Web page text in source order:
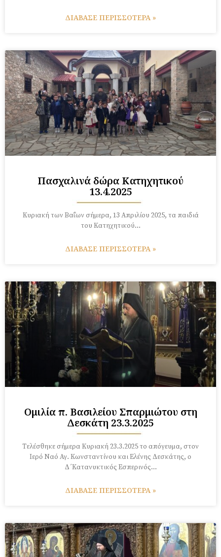
ΔΙΑΒΑΣΕ ΠΕΡΙΣΣΟΤΕΡΑ »
Πασχαλινά δώρα Κατηχητικού
13.4.2025
Κυριακή των Βαΐων σήμερα, 13 Απριλίου 2025, τα παιδιά
του Κατηχητικού…
ΔΙΑΒΑΣΕ ΠΕΡΙΣΣΟΤΕΡΑ »
Ομιλία π. Βασιλείου Σπαρμιώτου στη
Δεσκάτη 23.3.2025
Τελέσθηκε σήμερα Κυριακή 23.3.2025 το απόγευμα, στον
Ιερό Ναό Αγ. Κωνσταντίνου και Ελένης Δεσκάτης, ο
Δ΄Κατανυκτικός Εσπερινός…
ΔΙΑΒΑΣΕ ΠΕΡΙΣΣΟΤΕΡΑ »